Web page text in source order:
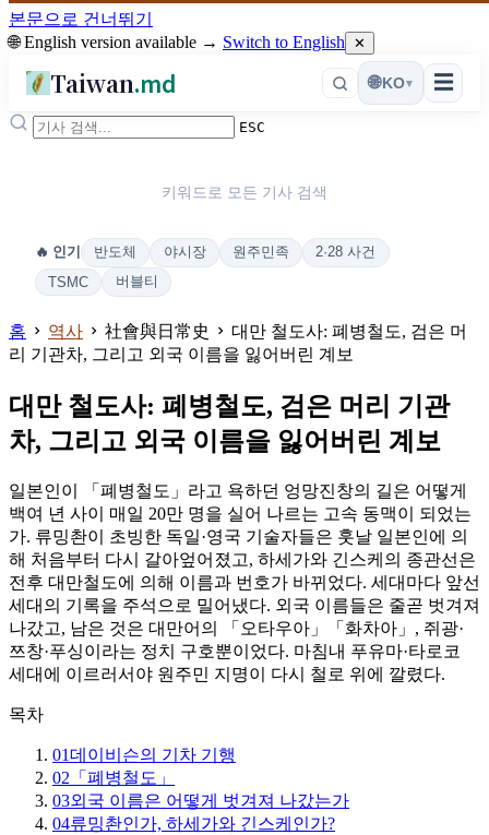
본문으로 건너뛰기
🌐 English version available → Switch to English ✕
Taiwan.md ☰
🌐KO▾
ESC
키워드로 모든 기사 검색
🔥 인기 반도체 야시장 원주민족
2·28 사건
TSMC
버블티
홈 역사 社會與日常史
대만 철도사: 폐병철도, 검은 머
리 기관차, 그리고 외국 이름을 잃어버린 계보
대만 철도사: 폐병철도, 검은 머리 기관
차, 그리고 외국 이름을 잃어버린 계보
일본인이 「폐병철도」라고 욕하던 엉망진창의 길은 어떻게
백여 년 사이 매일 20만 명을 실어 나르는 고속 동맥이 되었는
가. 류밍촨이 초빙한 독일·영국 기술자들은 훗날 일본인에 의
해 처음부터 다시 갈아엎어졌고, 하세가와 긴스케의 종관선은
전후 대만철도에 의해 이름과 번호가 바뀌었다. 세대마다 앞선
세대의 기록을 주석으로 밀어냈다. 외국 이름들은 줄곧 벗겨져
나갔고, 남은 것은 대만어의 「오타우아」「화차아」, 쥐광·
쯔창·푸싱이라는 정치 구호뿐이었다. 마침내 푸유마·타로코
세대에 이르러서야 원주민 지명이 다시 철로 위에 깔렸다.
목차
01데이비슨의 기차 기행
02 「폐병철도」
03외국 이름은 어떻게 벗겨져 나갔는가
04류밍촨인가, 하세가와 긴스케인가?